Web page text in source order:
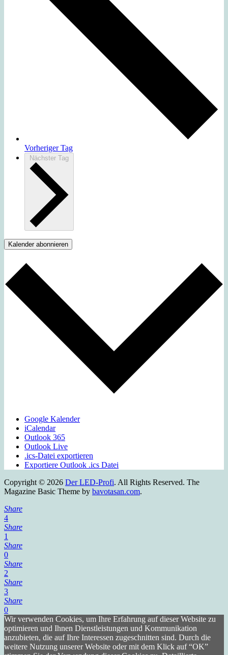
Vorheriger Tag
Kalender abonnieren
Google Kalender
iCalendar
Outlook 365
Outlook Live
.ics-Datei exportieren
Exportiere Outlook .ics Datei
Copyright © 2026 Der LED-Profi. All Rights Reserved. The
Magazine Basic Theme by bavotasan.com.
Share
4
Share
1
Share
0
Share
2
Share
3
Share
0
Wir verwenden Cookies, um Ihre Erfahrung auf dieser Website zu
optimieren und Ihnen Dienstleistungen und Kommunikation
anzubieten, die auf Ihre Interessen zugeschnitten sind. Durch die
weitere Nutzung unserer Website oder mit dem Klick auf “OK”